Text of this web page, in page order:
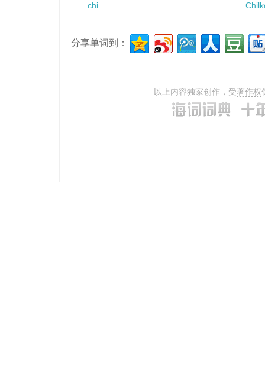
chi
分享单词到：
以上内容独家创作，受著作权